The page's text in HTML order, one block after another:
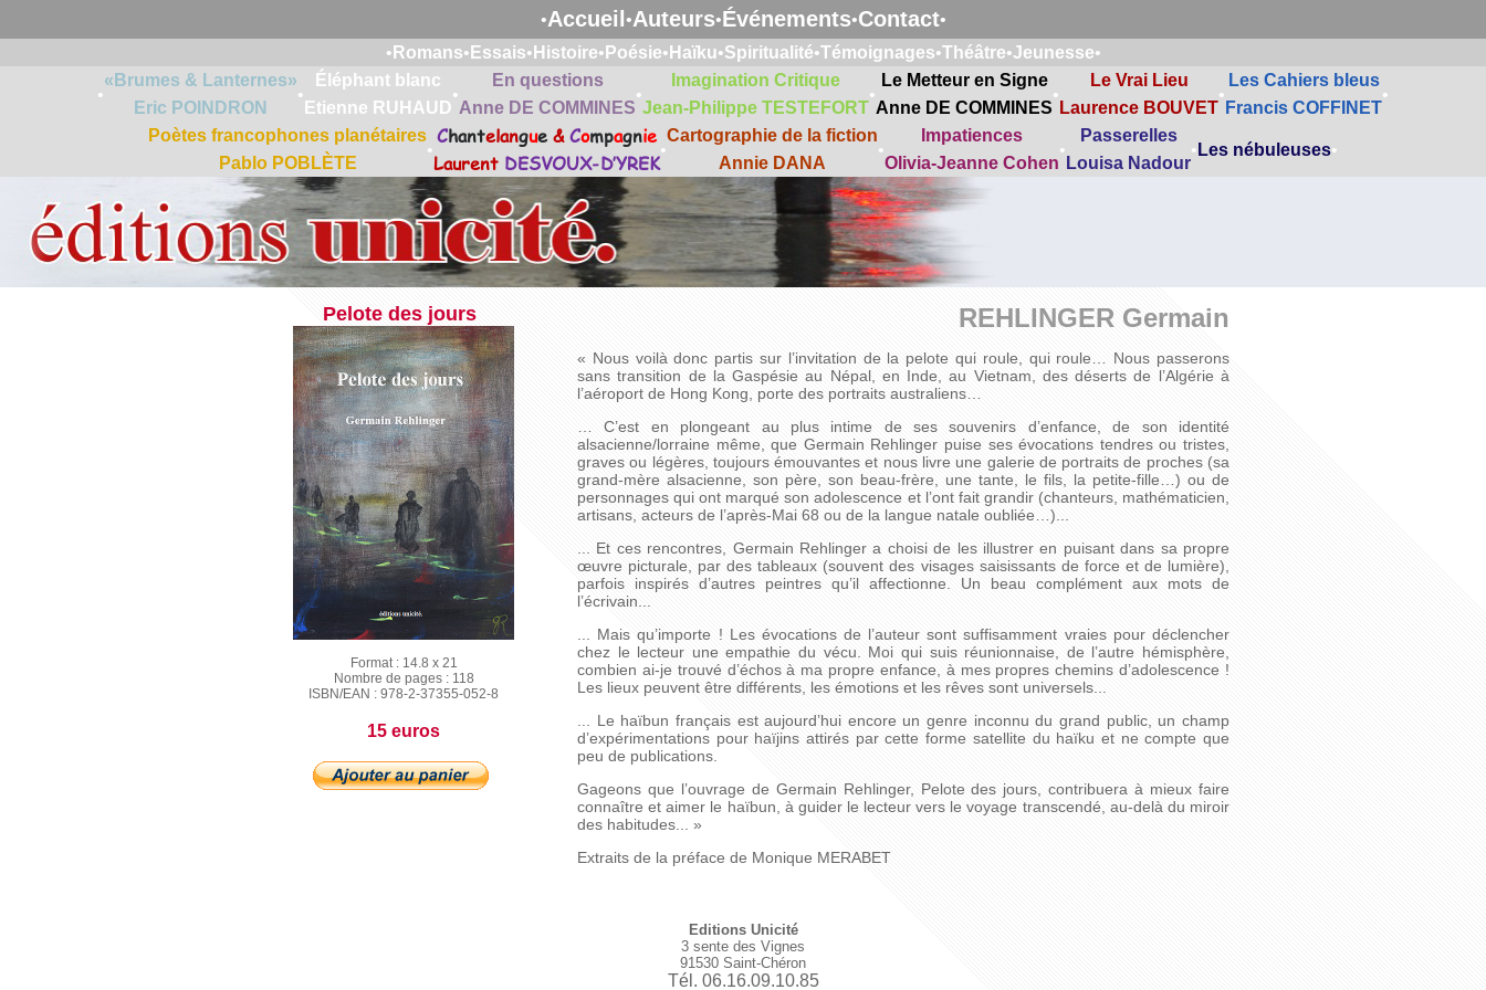
•Accueil •Auteurs•Événements•Contact•
• Romans• Essais• Histoire• Poésie• Haïku•Spiritualité•Témoignages•Théâtre•Jeunesse•
•
«Brumes & Lanternes»
Eric POINDRON
•
Éléphant blanc
Etienne RUHAUD
•
En questions
Anne DE COMMINES
•
Imagination Critique
Jean-Philippe TESTEFORT
•
Le Metteur en Signe
Anne DE COMMINES
•
Le Vrai Lieu
Laurence BOUVET
•
Les Cahiers bleus
Francis COFFINET
•
Poètes francophones planétaires
Pablo POBLÈTE
•
Chantelangue & Compagnie
Laurent DESVOUX-D’YREK
•
Cartographie de la fiction
Annie DANA
•
Impatiences
Olivia-Jeanne Cohen
•
Passerelles
Louisa Nadour
• Les nébuleuses•
Pelote des jours
Format : 14.8 x 21
Nombre de pages : 118
ISBN/EAN : 978-2-37355-052-8
15 euros
REHLINGER Germain
« Nous voilà donc partis sur l’invitation de la pelote qui roule, qui roule… Nous passerons
sans transition de la Gaspésie au Népal, en Inde, au Vietnam, des déserts de l’Algérie à
l’aéroport de Hong Kong, porte des portraits australiens…
… C’est en plongeant au plus intime de ses souvenirs d’enfance, de son identité
alsacienne/lorraine même, que Germain Rehlinger puise ses évocations tendres ou tristes,
graves ou légères, toujours émouvantes et nous livre une galerie de portraits de proches (sa
grand-mère alsacienne, son père, son beau-frère, une tante, le fils, la petite-fille…) ou de
personnages qui ont marqué son adolescence et l’ont fait grandir (chanteurs, mathématicien,
artisans, acteurs de l’après-Mai 68 ou de la langue natale oubliée…)...
... Et ces rencontres, Germain Rehlinger a choisi de les illustrer en puisant dans sa propre
œuvre picturale, par des tableaux (souvent des visages saisissants de force et de lumière),
parfois inspirés d’autres peintres qu’il affectionne. Un beau complément aux mots de
l’écrivain...
... Mais qu’importe ! Les évocations de l’auteur sont suffisamment vraies pour déclencher
chez le lecteur une empathie du vécu. Moi qui suis réunionnaise, de l’autre hémisphère,
combien ai-je trouvé d’échos à ma propre enfance, à mes propres chemins d’adolescence !
Les lieux peuvent être différents, les émotions et les rêves sont universels...
... Le haïbun français est aujourd’hui encore un genre inconnu du grand public, un champ
d’expérimentations pour haïjins attirés par cette forme satellite du haïku et ne compte que
peu de publications.
Gageons que l’ouvrage de Germain Rehlinger, Pelote des jours, contribuera à mieux faire
connaître et aimer le haïbun, à guider le lecteur vers le voyage transcendé, au-delà du miroir
des habitudes... »
Extraits de la préface de Monique MERABET
Editions Unicité
3 sente des Vignes
91530 Saint-Chéron
Tél. 06.16.09.10.85